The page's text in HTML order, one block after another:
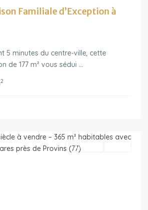
Familiale d’Exception à
5 minutes du centre-ville, cette
de 177 m² vous sédui ...
2
En vedette